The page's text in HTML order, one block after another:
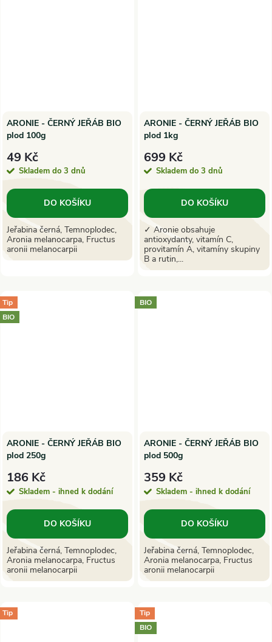
ARONIE - ČERNÝ JEŘÁB BIO
plod 100g
49 Kč
Skladem do 3 dnů
DO KOŠÍKU
Jeřabina černá, Temnoplodec,
Aronia melanocarpa, Fructus
aronii melanocarpii
ARONIE - ČERNÝ JEŘÁB BIO
plod 1kg
699 Kč
Skladem do 3 dnů
DO KOŠÍKU
✓ Aronie obsahuje
antioxydanty, vitamín C,
provitamín A, vitamíny skupiny
B a rutin,...
Tip
BIO
ARONIE - ČERNÝ JEŘÁB BIO
plod 250g
186 Kč
Skladem - ihned k dodání
DO KOŠÍKU
Jeřabina černá, Temnoplodec,
Aronia melanocarpa, Fructus
aronii melanocarpii
BIO
ARONIE - ČERNÝ JEŘÁB BIO
plod 500g
359 Kč
Skladem - ihned k dodání
DO KOŠÍKU
Jeřabina černá, Temnoplodec,
Aronia melanocarpa, Fructus
aronii melanocarpii
Tip
Tip
BIO